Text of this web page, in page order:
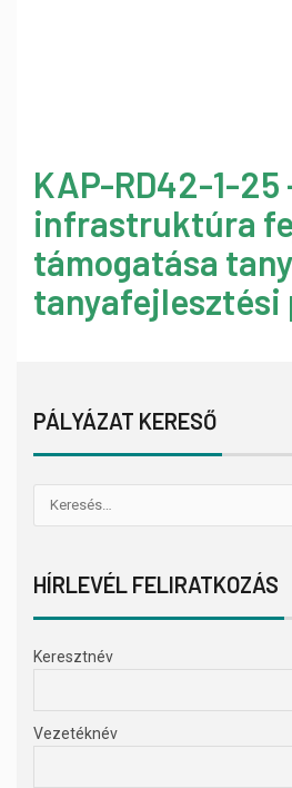
KAP-RD42-1-25
infrastruktúra
támogatása
tanyafejlesztési
PÁLYÁZAT KERESŐ
HÍRLEVÉL FELIRATKOZÁS
Keresztnév
Vezetéknév